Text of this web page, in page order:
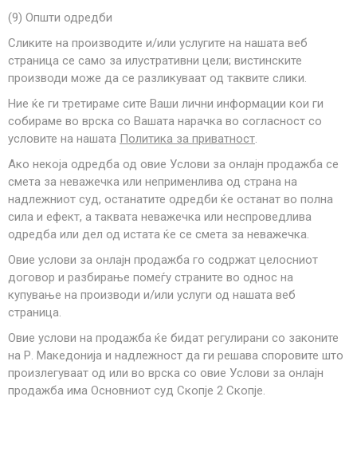
(9) Општи одредби
Сликите на производите и/или услугите на нашата веб
страница се само за илустративни цели; вистинските
производи може да се разликуваат од таквите слики.
Ние ќе ги третираме сите Ваши лични информации кои ги
собираме во врска со Вашата нарачка во согласност со
условите на нашата Политика за приватност.
Ако некоја одредба од овие Услови за онлајн продажба се
смета за неважечка или неприменлива од страна на
надлежниот суд, останатите одредби ќе останат во полна
сила и ефект, а таквата неважечка или неспроведлива
одредба или дел од истата ќе се смета за неважечка.
Овие услови за онлајн продажба го содржат целосниот
договор и разбирање помеѓу страните во однос на
купување на производи и/или услуги од нашата веб
страница.
Овие услови на продажба ќе бидaт регулирани со законите
на Р. Македонија и надлежност да ги решава споровите што
произлегуваат од или во врска со овие Услови за онлајн
продажба има Основниот суд Скопје 2 Скопје.